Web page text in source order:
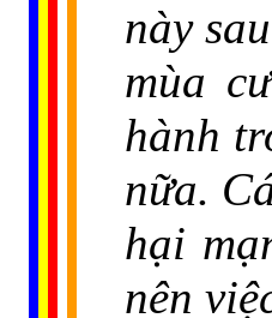
này
mùa
hành
nữa.
hại
nên